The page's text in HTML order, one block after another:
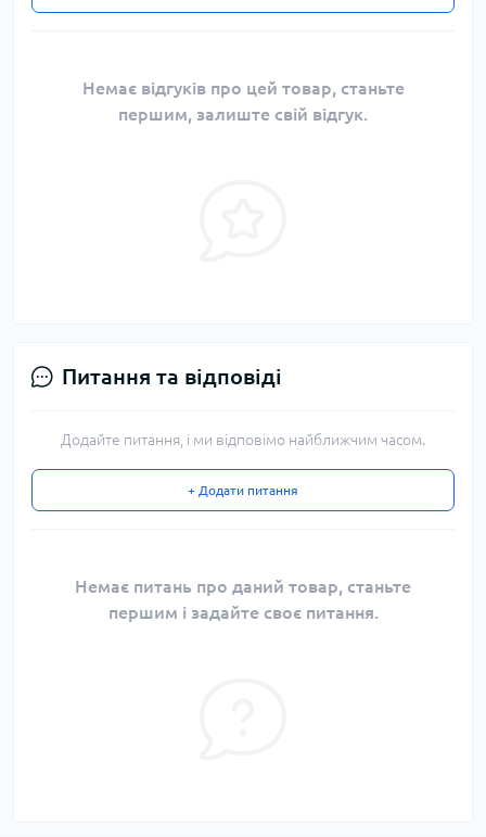
Немає відгуків про цей товар, станьте
першим, залиште свій відгук.
Питання та відповіді
Додайте питання, і ми відповімо найближчим часом.
+ Додати питання
Немає питань про даний товар, станьте
першим і задайте своє питання.